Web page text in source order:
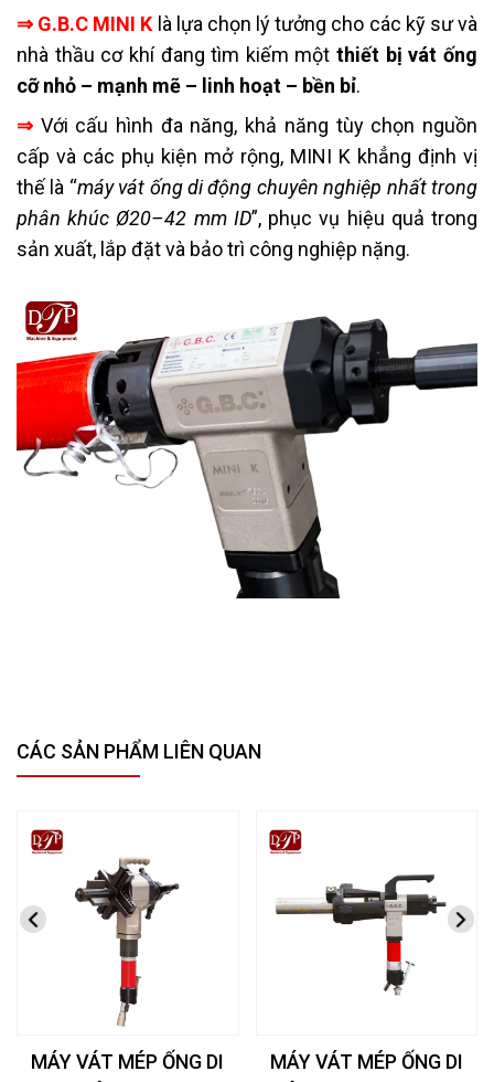
⇒ G.B.C MINI K là lựa chọn lý tưởng cho các kỹ sư và
nhà thầu cơ khí đang tìm kiếm mộtthiết bị vát ống
cỡ nhỏ – mạnh mẽ – linh hoạt – bền bỉ.
⇒ Với cấu hình đa năng, khả năng tùy chọn nguồn
cấp và các phụ kiện mở rộng, MINI K khẳng định vị
thế là “máy vát ống di động chuyên nghiệp nhất trong
phân khúc Ø20–42 mm ID”, phục vụ hiệu quả trong
sản xuất, lắp đặt và bảo trì công nghiệp nặng.
CÁC SẢN PHẨM LIÊN QUAN
MÁY VÁT MÉP ỐNG DI
MÁY VÁT MÉP ỐNG DI